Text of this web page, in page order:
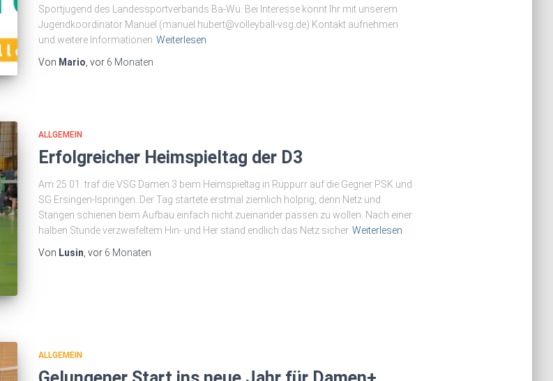
Sportjugend des Landessportverbands Ba-Wü. Bei Interesse könnt Ihr mit unserem
Jugendkoordinator Manuel (manuel.hubert@volleyball-vsg.de) Kontakt aufnehmen
und weitere Informationen Weiterlesen
Von Mario , vor 6 Monaten
ALLGEMEIN
Erfolgreicher Heimspieltag der D3
Am 25.01. traf die VSG Damen 3 beim Heimspieltag in Rüppurr auf die Gegner PSK und
SG Ersingen-Ispringen. Der Tag startete erstmal ziemlich holprig, denn Netz und
Stangen schienen beim Aufbau einfach nicht zueinander passen zu wollen. Nach einer
halben Stunde verzweifeltem Hin- und Her stand endlich das Netz sicher Weiterlesen
Von Lusin , vor 6 Monaten
ALLGEMEIN